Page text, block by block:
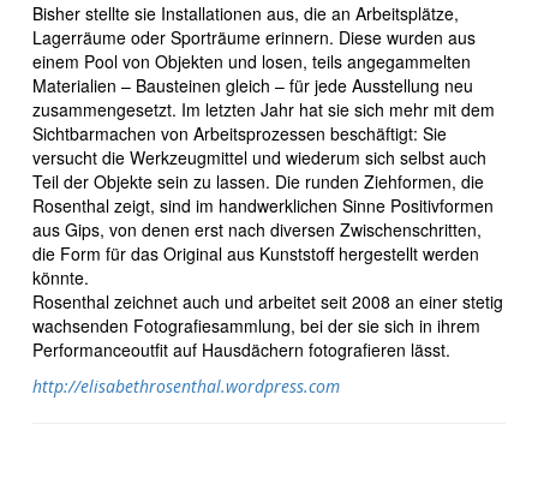
Bisher stellte sie Installationen aus, die an Arbeitsplätze,
Lagerräume oder Sporträume erinnern. Diese wurden aus
einem Pool von Objekten und losen, teils angegammelten
Materialien – Bausteinen gleich – für jede Ausstellung neu
zusammengesetzt. Im letzten Jahr hat sie sich mehr mit dem
Sichtbarmachen von Arbeitsprozessen beschäftigt: Sie
versucht die Werkzeugmittel und wiederum sich selbst auch
Teil der Objekte sein zu lassen. Die runden Ziehformen, die
Rosenthal zeigt, sind im handwerklichen Sinne Positivformen
aus Gips, von denen erst nach diversen Zwischenschritten,
die Form für das Original aus Kunststoff hergestellt werden
könnte.
Rosenthal zeichnet auch und arbeitet seit 2008 an einer stetig
wachsenden Fotografiesammlung, bei der sie sich in ihrem
Performanceoutfit auf Hausdächern fotografieren lässt.
http://elisabethrosenthal.wordpress.com